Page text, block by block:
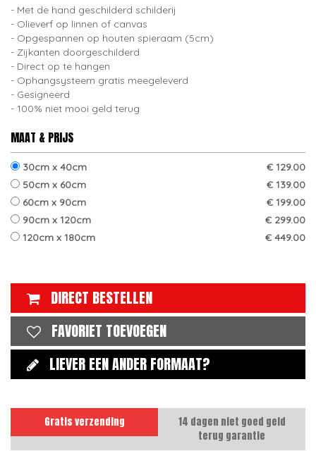
Met de hand geschilderd schilderij
Olieverf op linnen of canvas
Opgespannen op houten spieraam (5cm)
Zijkanten doorgeschilderd
Direct op te hangen
Ophangsysteem gratis meegeleverd
Gesigneerd
100% niet mooi geld terug
MAAT & PRIJS
30cm x 40cm
€ 129.00
50cm x 60cm
€ 139.00
60cm x 90cm
€ 199.00
90cm x 120cm
€ 299.00
120cm x 180cm
€ 449.00
DIRECT BESTELLEN
FAVORIET TOEVOEGEN
LIEVER EEN ANDER FORMAAT?
Gratis verzending
14 dagen niet goed geld
terug garantie